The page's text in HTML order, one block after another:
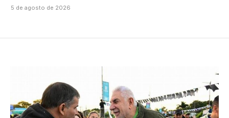
5 de agosto de 2026